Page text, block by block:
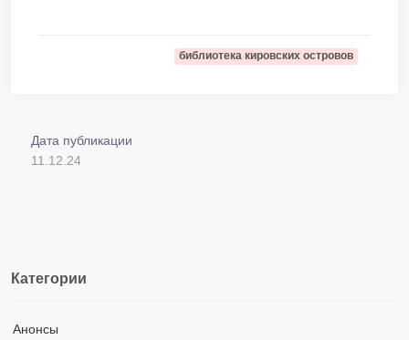
библиотека кировских островов
Дата публикации
11.12.24
Категории
Анонсы